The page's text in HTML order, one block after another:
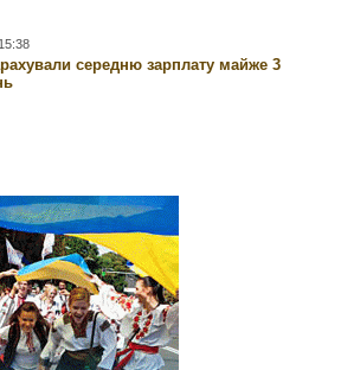
середню зарплату майже 3